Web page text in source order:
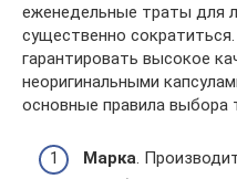
еженедельные траты для
существенно
гарантировать высокое
неоригинальными
основные правила выбора
Марка.